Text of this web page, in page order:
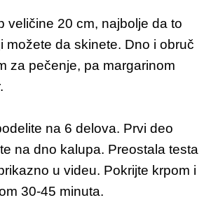
veličine 20 cm, najbolje da to
možete da skinete. Dno i obruč
za pečenje, pa margarinom
na 6 delova. Prvi deo
na dno kalupa. Preostala testa
u videu. Pokrijte krpom i
30-45 minuta.